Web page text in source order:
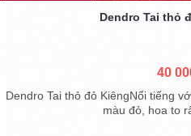
Dendro Tai thỏ
40
Dendro Tai thỏ đỏ KiêngNổi tiếng
màu đỏ, hoa to